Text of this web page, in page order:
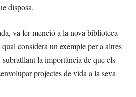
disposa.
va fer menció a la nova biblioteca
considera un exemple per a altres
la importància de que els
projectes de vida a la seva